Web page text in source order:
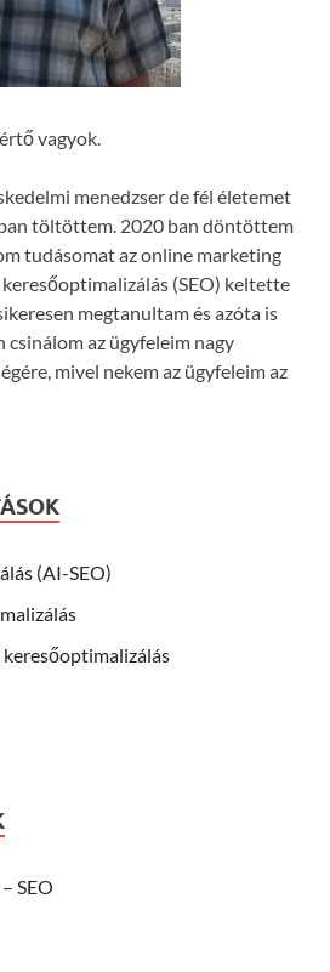
vagyok.
menedzser de fél életemet
töltöttem. 2020 ban döntöttem
tudásomat az online marketing
(SEO) keltette
megtanultam és azóta is
csinálom az ügyfeleim nagy
mivel nekem az ügyfeleim az
(AI-SEO)
keresőoptimalizálás
SEO